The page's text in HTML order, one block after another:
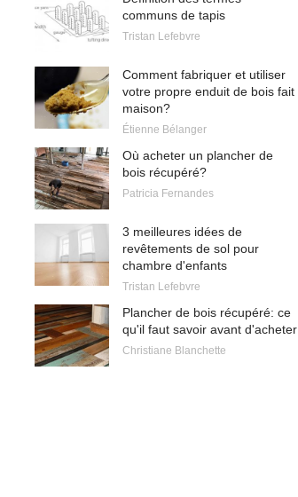
communs de tapis
Tristan Lefebvre
Comment fabriquer et utiliser
votre propre enduit de bois fait
maison?
Étienne Bélanger
Où acheter un plancher de
bois récupéré?
Patricia Fernandes
3 meilleures idées de
revêtements de sol pour
chambre d'enfants
Tristan Lefebvre
Plancher de bois récupéré: ce
qu'il faut savoir avant d'acheter
Christiane Blanchette